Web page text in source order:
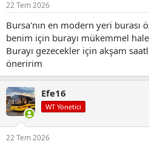
:
22 Tem 2026
Bursa'nın en modern yeri burası
benim için burayı mükemmel
Burayı gezecekler için akşam
öneririm
Efe16
WT Yönetici
22 Tem 2026